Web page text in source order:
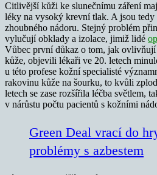
Citlivější kůži ke slunečnímu záření
léky na vysoký krevní tlak. A jsou
zhoubného nádoru. Stejný problém
vylučují obklady a izolace, jimiž lidé
Vůbec první důkaz o tom, jak
kůže, objevili lékaři ve 20. letech
u této profese kožní specialisté
rakovinu kůže na šourku, to kvůli
letech se zase rozšířila léčba světlem,
v nárůstu počtu pacientů s kožními
Green Deal vrací do
problémy s azbestem